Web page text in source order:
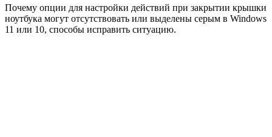
Почему опции для настройки действий при закрытии крышки
ноутбука могут отсутствовать или выделены серым в Windows
11 или 10, способы исправить ситуацию.